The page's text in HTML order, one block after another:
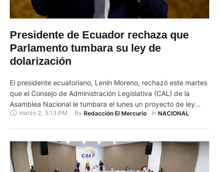
Presidente de Ecuador rechaza que
Parlamento tumbara su ley de
dolarización
El presidente ecuatoriano, Lenín Moreno, rechazó este martes
que el Consejo de Administración Legislativa (CAL) de la
Asamblea Nacional le tumbara el lunes un proyecto de ley
para fortalecer la dolarización en el país y aseguró que se
marzo 2, 5:13 PM By Redacción El Mercurio In NACIONAL